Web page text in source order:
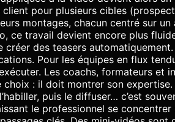
pour plusieurs cibles
montages, chacun centré sur
ce travail devient encore plus
des teasers
Pour les équipes en flux
Les coachs, formateurs et
choix : il doit montrer son
puis le diffuser… c’est
le professionnel se